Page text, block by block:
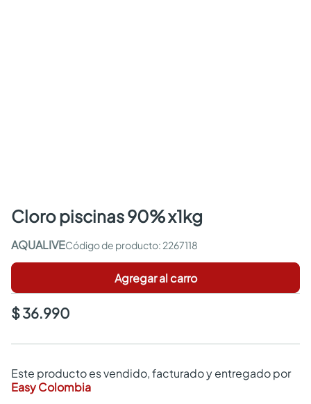
cloro piscinas 90% x1kg
AQUALIVE : 2267118
Agregar al carro
$ 36.990
Este producto es vendido, facturado y entregado por
Easy Colombia